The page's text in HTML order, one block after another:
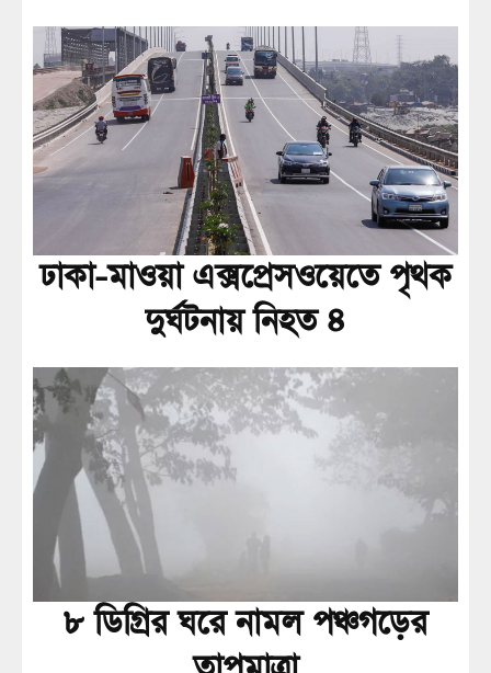
ঢাকা-মাওয়া এক্সপ্রেসওয়েতে পৃথক
দুর্ঘটনায় নিহত ৪
৮ ডিগ্রির ঘরে নামল পঞ্চগড়ের